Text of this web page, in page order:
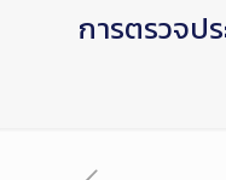
การตรวจป